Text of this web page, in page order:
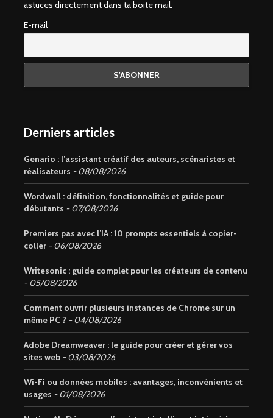
astuces directement dans ta boite mail.
E-mail
Derniers articles
Genario : l’assistant créatif des auteurs, scénaristes et
réalisateurs
08/08/2026
Wordwall : définition, fonctionnalités et guide pour
débutants
07/08/2026
Premiers pas avec l’IA : 10 prompts essentiels à copier-
coller
06/08/2026
Writesonic : guide complet pour les créateurs de contenu
05/08/2026
Comment ouvrir plusieurs instances de Chrome sur un
même PC ?
04/08/2026
Adobe Dreamweaver : le guide pour créer et gérer vos
sites web
03/08/2026
Wi-Fi ou données mobiles : avantages, inconvénients et
usages
01/08/2026